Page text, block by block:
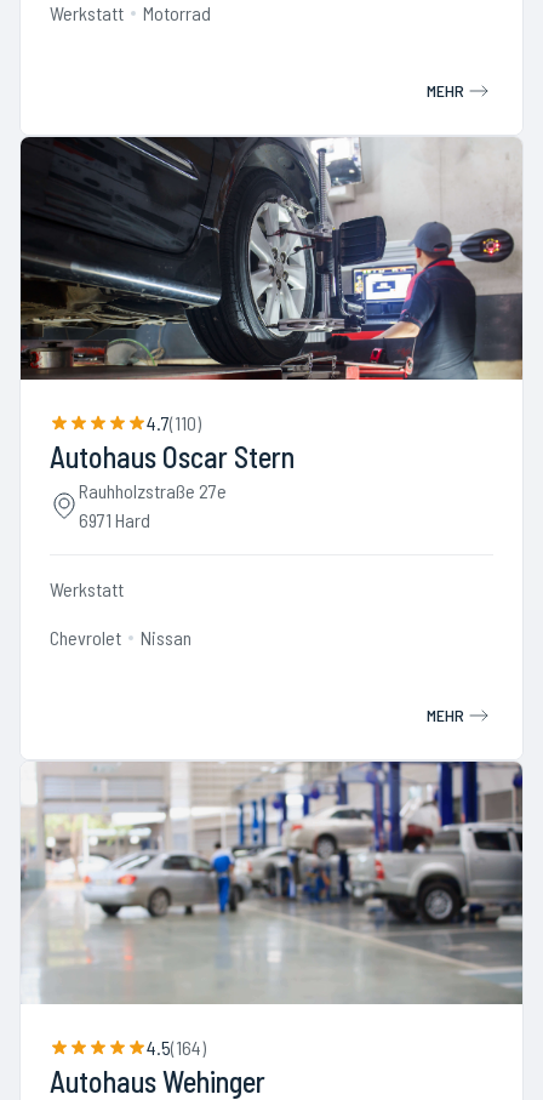
Werkstatt Motorrad
MEHR
4.7(110)
Autohaus Oscar Stern
Rauhholzstraße 27e
6971 Hard
Werkstatt
Chevrolet Nissan
MEHR
4.5(164)
Autohaus Wehinger